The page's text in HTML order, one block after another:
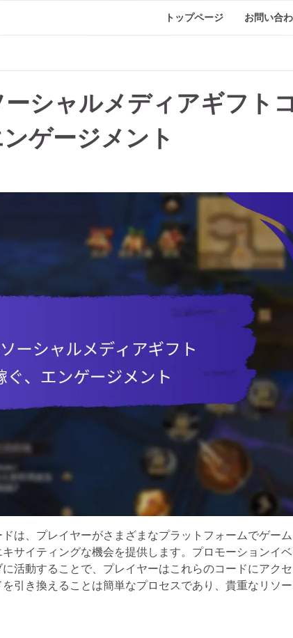
トップページ お問い合
シャルメディアギフトコ
ゲージメント
は、プレイヤーがさまざまなプラットフォームでゲー
サイティングな機会を提供します。プロモーションイ
活動することで、プレイヤーはこれらのコードにアク
引き換えることは簡単なプロセスであり、貴重なリソ